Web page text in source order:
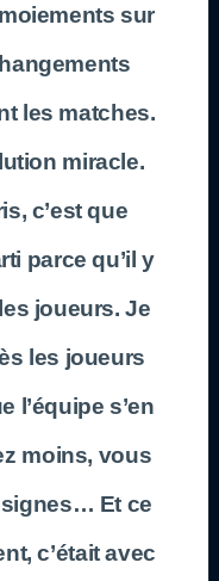
sur
les matches.
miracle.
c’est que
parce qu’il y
joueurs. Je
les joueurs
l’équipe s’en
moins, vous
Et ce
c’était avec